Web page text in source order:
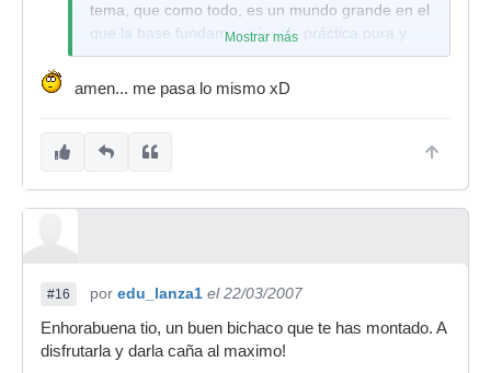
tema, que como todo, es un mundo grande en el
que la base fundamental es la práctica pura y
dura.
Mostrar más
amen... me pasa lo mismo xD
#16 por edu_lanza1 el 22/03/2007
Enhorabuena tio, un buen bichaco que te has montado. A
disfrutarla y darla caña al maximo!